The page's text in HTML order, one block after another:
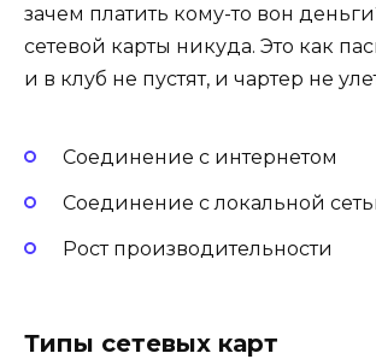
зачем платить кому-то вон
сетевой карты никуда. Это как
и в клуб не пустят, и чартер не
Соединение с интернетом
Соединение с локальной
Рост производительности
Типы сетевых карт